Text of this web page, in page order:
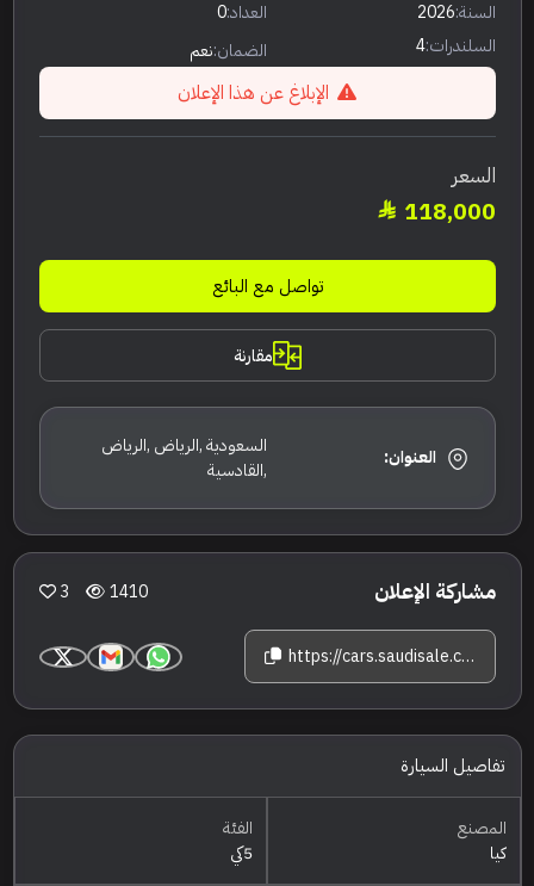
السنة:2026 العداد:0
السلندرات:4 الضمان:نعم
الإبلاغ عن هذا الإعلان
السعر
118,000
تواصل مع البائع
مقارنة
العنوان:
السعودية ,الرياض ,الرياض
,القادسية
مشاركة الإعلان 1410
3
https://cars.saudisale.com/listings/6Kql72/2026-%D9%83%D9%8A%D8%A7-5%D9%83%D9%8A
تفاصيل السيارة
المصنع
كيا
الفئة
5كي